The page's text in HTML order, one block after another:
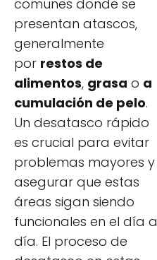
comunes donde se
presentan atascos,
generalmente
por restos de
alimentos, grasa o a
cumulación de pelo.
Un desatasco rápido
es crucial para evitar
problemas mayores y
asegurar que estas
áreas sigan siendo
funcionales en el día a
día. El proceso de